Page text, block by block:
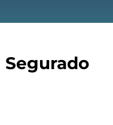
Segurado